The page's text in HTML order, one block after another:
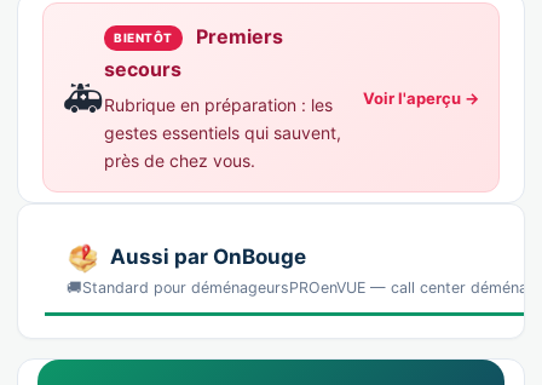
🚑
BIENTÔT
Premiers
secours
Rubrique en préparation : les
gestes essentiels qui sauvent,
près de chez vous.
Voir l'aperçu →
Aussi par OnBouge
🚚Standard pour déménageursPROenVUE — call center